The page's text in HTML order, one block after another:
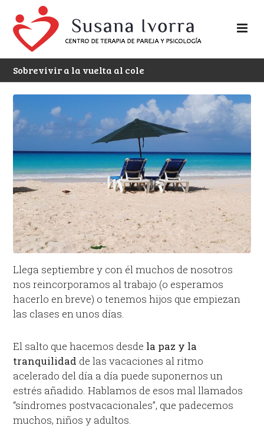
Sobrevivir a la vuelta al cole
Llega septiembre y con él muchos de nosotros
nos reincorporamos al trabajo (o esperamos
hacerlo en breve) o tenemos hijos que empiezan
las clases en unos días.
El salto que hacemos desde la paz y la
tranquilidad de las vacaciones al ritmo
acelerado del día a día puede suponernos un
estrés añadido. Hablamos de esos mal llamados
“síndromes postvacacionales”, que padecemos
muchos, niños y adultos.